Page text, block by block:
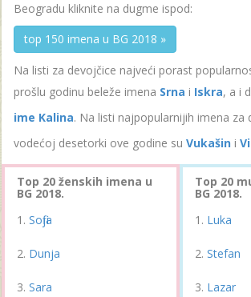
Beogradu kliknite na dugme ispod:
top 150 imena u BG 2018 »
Na listi za devojčice najveći porast
prošlu godinu beleže imena Srna i Iskra, a i
ime Kalina. Na listi najpopularnijih imena za
vodećoj desetorki ove godine su Vukašin i
Top 20 ženskih imena u
BG 2018.
Sofija
Dunja
Sara
Top 20
BG 2018.
Luka
Stefan
Lazar